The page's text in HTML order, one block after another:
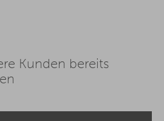
Kunden bereits